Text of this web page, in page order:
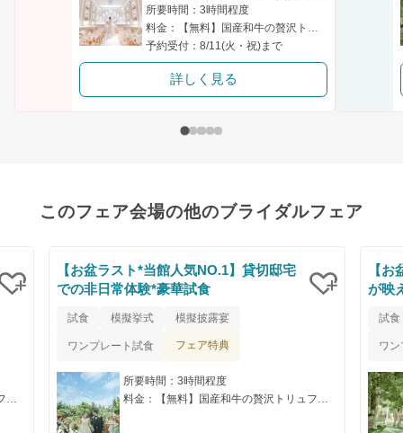
所要時間：3時間程度
料金：【無料】国産和牛の贅沢トリュフソース付など豪華試食付き
予約受付：8/11(火・祝)まで
詳しく見る
このフェア会場の他のブライダルフェア
料金：【無料】国産和牛の贅沢トリュフソース付など豪華試食付き
【お盆ラスト*当館人気NO.1】貸切邸宅
での非日常体験*豪華試食
試食 模擬挙式 模擬披露宴
ワンプレート試食 フェア特典
所要時間：3時間程度
料金：【無料】国産和牛の贅沢トリュフソース付など豪華試食付き
【
が映
試食
ワ